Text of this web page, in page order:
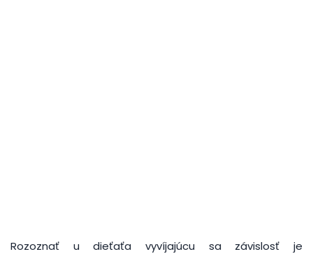
Rozoznať u dieťaťa vyvíjajúcu sa závislosť je